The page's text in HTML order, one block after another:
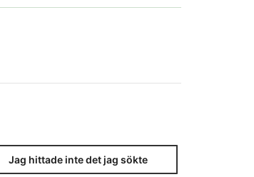
Jag hittade inte det jag sökte